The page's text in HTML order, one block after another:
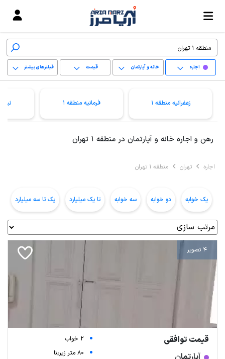
اجاره خانه و آپارتمان قیمت فیلترهای بیشتر
زعفرانیه منطقه 1 فرمانیه منطقه 1
رهن و اجاره خانه و آپارتمان در منطقه 1 تهران
اجاره تهران منطقه 1 تهران
یک خوابه دو خوابه سه خوابه تا یک میلیارد یک تا سه میلیارد
4 تصویر
قیمت توافقی
2 خواب
80 متر زیربنا